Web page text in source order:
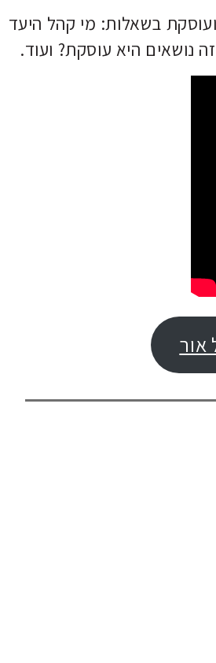
בשאלות: מי קהל היעד
נושאים היא עוסקת? ועוד.
אור